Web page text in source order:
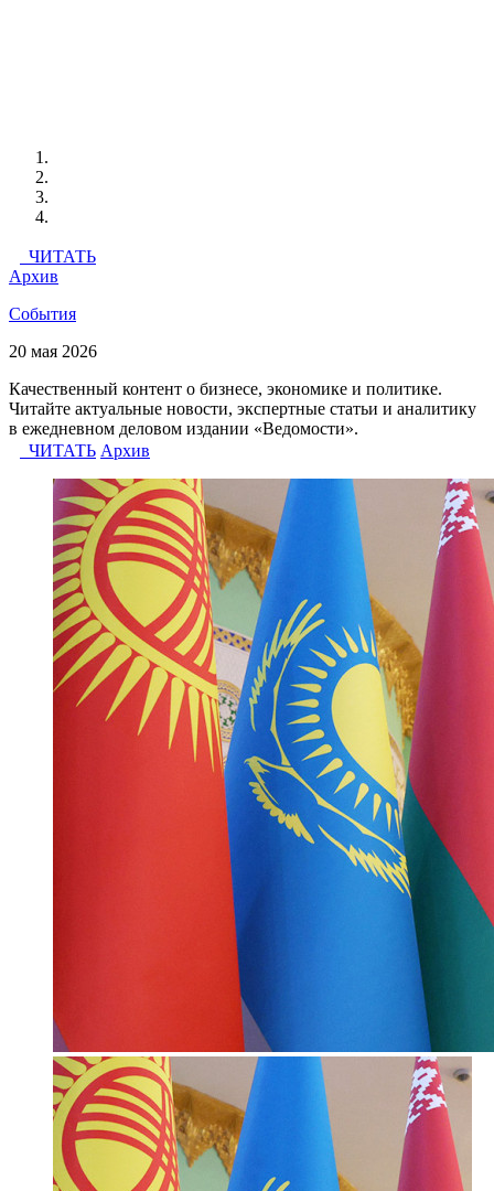
ЧИТАТЬ
Архив
События
20 мая 2026
Качественный контент о бизнесе, экономике и политике.
Читайте актуальные новости, экспертные статьи и аналитику
в ежедневном деловом издании «Ведомости».
ЧИТАТЬ Архив